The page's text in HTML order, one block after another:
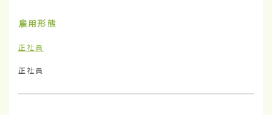
雇用形態
正社員
正社員